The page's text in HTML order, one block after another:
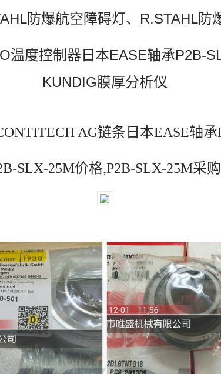
防爆航空障碍灯、R.STAHL防
温度控制器日本EASE轴承P2B-
KUNDIG膜厚分析仪
AG链条日本EASE轴
SLX-25M价格,P2B-SLX-25M采购